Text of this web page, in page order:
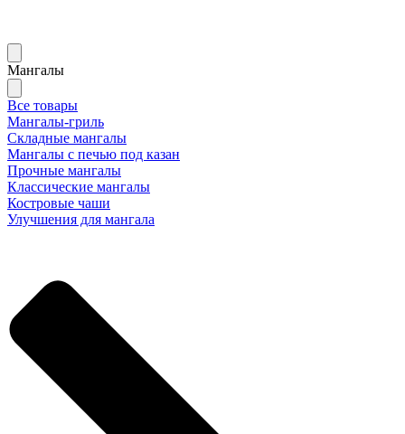
Мангалы
Все товары
Мангалы-гриль
Складные мангалы
Мангалы с печью под казан
Прочные мангалы
Классические мангалы
Костровые чаши
Улучшения для мангала